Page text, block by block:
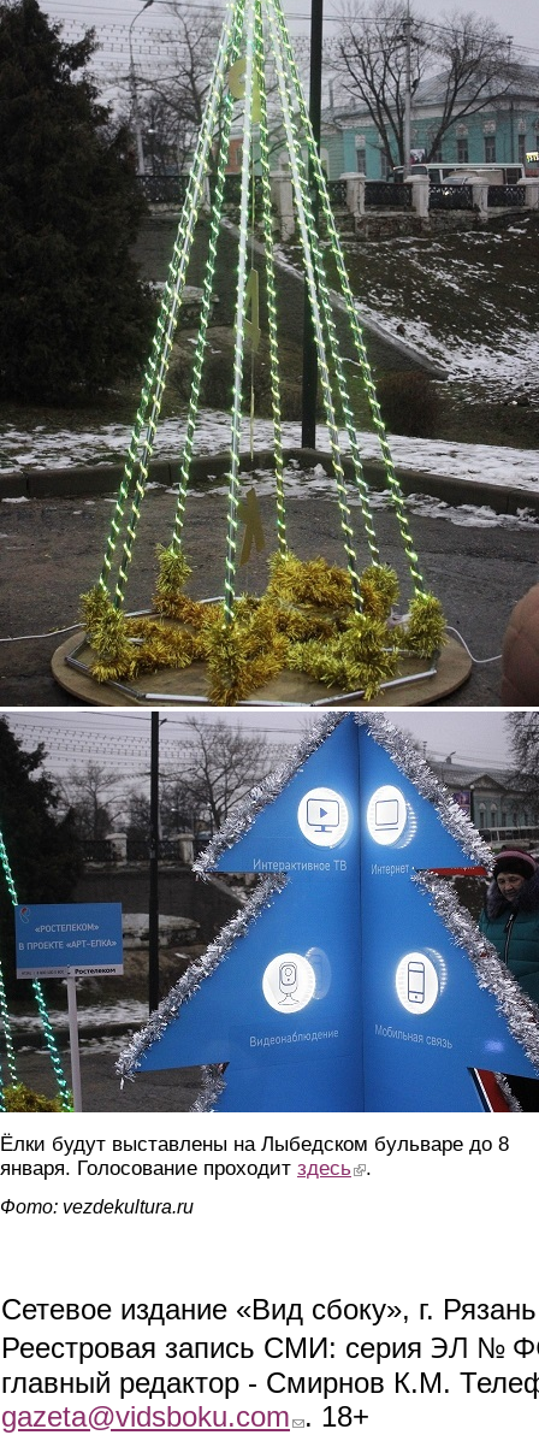
6.jpg
Ёлки будут выставлены на Лыбедском бульваре до 8
января. Голосование проходит здесь (link is external)
.
Фото: vezdekultura.ru
Сетевое издание «Вид сбоку», г.
Реестровая запись СМИ: серия ЭЛ №
главный редактор - Смирнов К.М.
gazeta@vidsboku.com (link sends e-mail)
. 18+